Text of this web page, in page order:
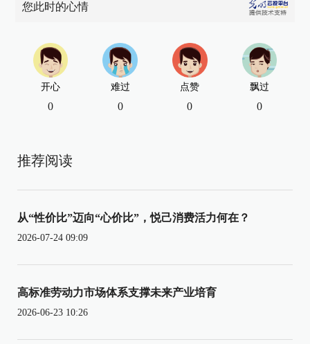
您此时的心情
开心
0
难过
0
点赞
0
飘过
0
推荐阅读
从“性价比”迈向“心价比”，悦己消费活力何在？
2026-07-24 09:09
高标准劳动力市场体系支撑未来产业培育
2026-06-23 10:26